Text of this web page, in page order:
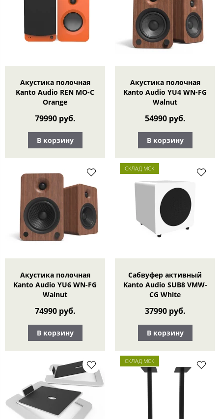
Акустика полочная
Kanto Audio REN MO-C
Orange
79990 руб.
В корзину
Акустика полочная
Kanto Audio YU4 WN-FG
Walnut
54990 руб.
В корзину
Акустика полочная
Kanto Audio YU6 WN-FG
Walnut
74990 руб.
В корзину
СКЛАД МСК
Сабвуфер активный
Kanto Audio SUB8 VMW-
CG White
37990 руб.
В корзину
СКЛАД МСК